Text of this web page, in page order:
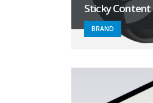
Sticky Content
BRAND